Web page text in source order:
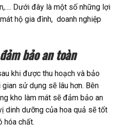
Dưới đây là một số những lợi
hộ gia đình, doanh nghiệp
bảo an toàn
khi được thu hoạch và bảo
sử dụng sẽ lâu hơn. Bên
kho làm mát sẽ đảm bảo an
dinh dưỡng của hoa quả sẽ tốt
hóa chất.